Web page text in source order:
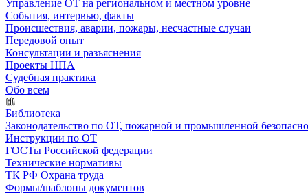
Управление ОТ на региональном и местном уровне
События, интервью, факты
Происшествия, аварии, пожары, несчастные случаи
Передовой опыт
Консультации и разъяснения
Проекты НПА
Судебная практика
Обо всем
Библиотека
Законодательство по ОТ, пожарной и промышленной
Инструкции по ОТ
ГОСТы Российской федерации
Технические нормативы
ТК РФ Охрана труда
Формы/шаблоны документов